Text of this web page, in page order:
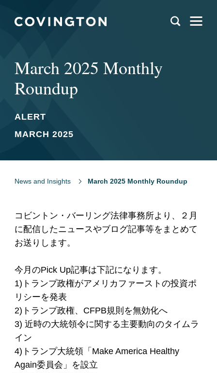
March 2025 Monthly
Roundup
ALERT
MARCH 2025
News and Insights March 2025 Monthly Roundup
コビントン・バーリング法律事務所より、２月
に配信したニュースやブログ記事等をまとめて
お送りします。
今月のPick Up記事は下記になります。
1)トランプ政権がアメリカファーストの投資ポ
リシーを発表
2)トランプ政権、CFPB規則を無効化へ
3) 近時の大統領令に関する主要動向のタイムラ
イン
4)トランプ大統領「Make America Healthy
Again委員会」を設立